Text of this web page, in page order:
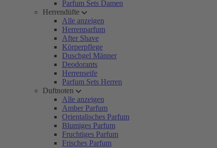
Parfum Sets Damen
Herrendüfte
Alle anzeigen
Herrenparfum
After Shave
Körperpflege
Duschgel Männer
Deodorants
Herrenseife
Parfum Sets Herren
Duftnoten
Alle anzeigen
Amber Parfum
Orientalisches Parfum
Blumiges Parfum
Fruchtiges Parfum
Frisches Parfum